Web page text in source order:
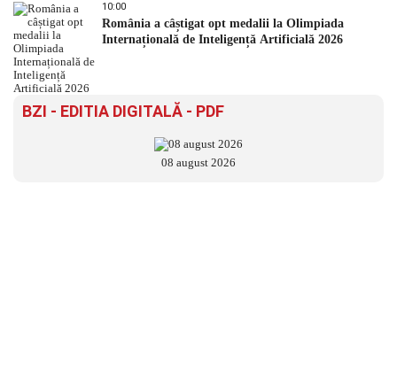
10:00
România a câștigat opt medalii la Olimpiada
Internațională de Inteligență Artificială 2026
BZI - EDITIA DIGITALĂ - PDF
08 august 2026